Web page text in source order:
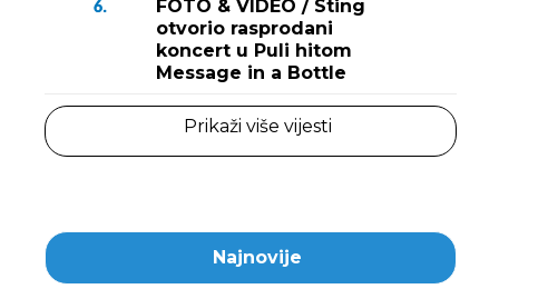
6.
FOTO & VIDEO / Sting
otvorio rasprodani
koncert u Puli hitom
Message in a Bottle
Prikaži više vijesti
Najnovije